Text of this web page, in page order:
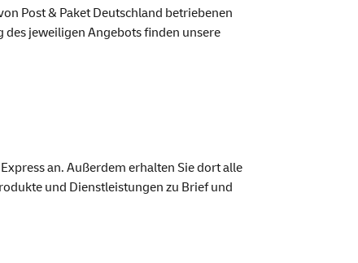
Post & Paket Deutschland betriebenen
jeweiligen Angebots finden unsere
an. Außerdem erhalten Sie dort alle
und Dienstleistungen zu Brief und